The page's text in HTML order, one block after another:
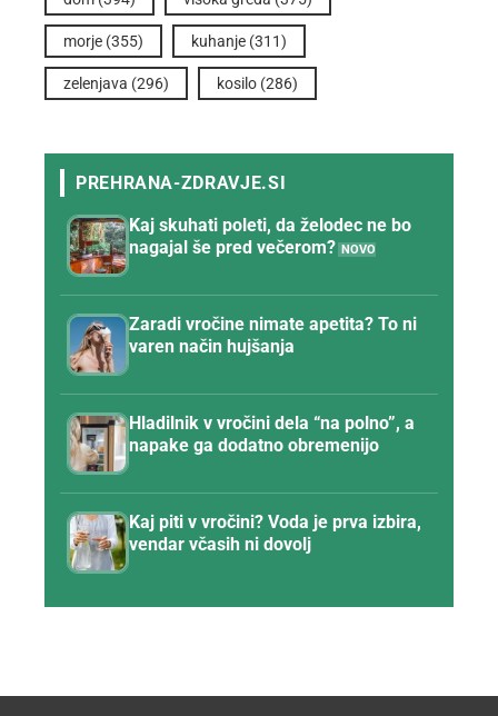
morje (355) kuhanje (311)
zelenjava (296) kosilo (286)
Kaj skuhati poleti, da želodec ne bo
nagajal še pred večerom?
Zaradi vročine nimate apetita? To ni
varen način hujšanja
Hladilnik v vročini dela “na polno”, a
napake ga dodatno obremenijo
Kaj piti v vročini? Voda je prva izbira,
vendar včasih ni dovolj